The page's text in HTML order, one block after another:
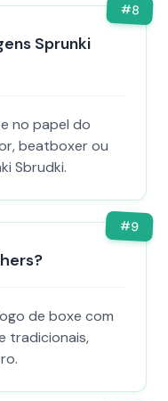
#8
Sprunki
no papel do
beatboxer ou
Sbrudki.
#9
de boxe com
tradicionais,